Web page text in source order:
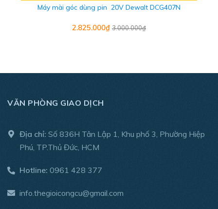
Máy mài góc dùng pin 20V Dewalt DCG407N
2.825.000₫ 3.000.000₫
VĂN PHÒNG GIAO DỊCH
Địa chỉ: Số 836H Tân Lập 1, Khu phố 3, Phường Hiệp
Phú, TP.Thủ Đức, HCM
Hotline: 0961 428 377
info.thegioicongcu@gmail.com